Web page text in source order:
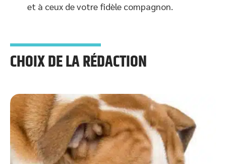
et à ceux de votre fidèle compagnon.
CHOIX DE LA RÉDACTION